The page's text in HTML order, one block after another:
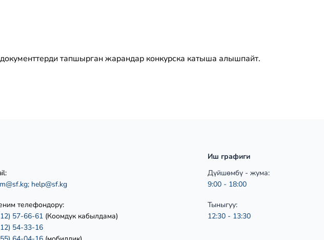
тапшырган жарандар конкурска катыша алышпайт.
help@sf.kg
телефондору:
57-66-61 (Коомдук кабылдама)
54-33-16
Иш графиги
Дүйшөмбү - жума:
9:00 - 18:00
Тыныгуу:
12:30 - 13:30